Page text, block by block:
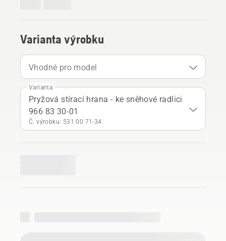
Varianta výrobku
Vhodné pro model
Varianta
Pryžová stírací hrana - ke sněhové radlici
966 83 30-01
Č. výrobku: 531 00 71‑34